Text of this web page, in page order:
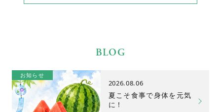
BLOG
2026.08.06
お知らせ
夏こそ食事で身体を元気
に！